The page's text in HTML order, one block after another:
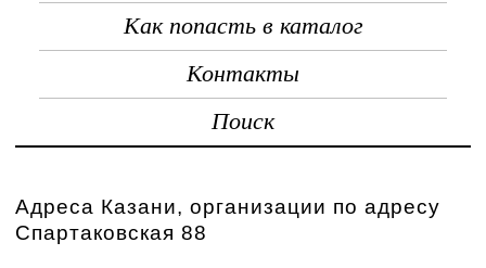
Как попасть в каталог
Контакты
Поиск
Адреса Казани, организации по адресу
Спартаковская 88